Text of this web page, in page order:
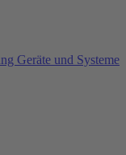
Geräte und Systeme